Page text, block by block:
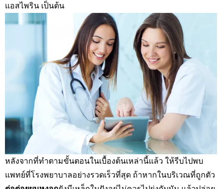
แอสไพริน เป็นต้น
หลังจากที่ทำตามขั้นตอนในเบื้องต้นเหล่านี้แล้ว ให้รีบไปพบ
แพทย์ที่โรงพยาบาลอย่างรวดเร็วที่สุด ถ้าหากในบริเวณที่ถูกตัว